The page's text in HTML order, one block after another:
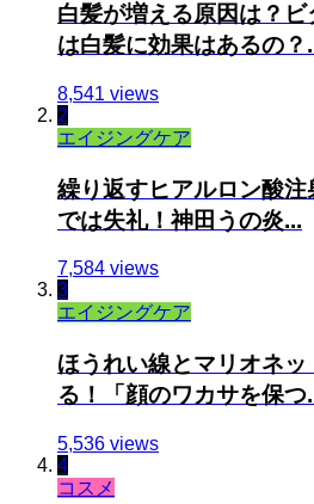
白髪が増える原因は？
は白髪に効果はあるの？
8,541 views
2
エイジングケア
繰り返すヒアルロン酸
では失礼！神田うの炎...
7,584 views
3
エイジングケア
ほうれい線とマリオネ
る！「顔のワカサを保つ
5,536 views
4
コスメ